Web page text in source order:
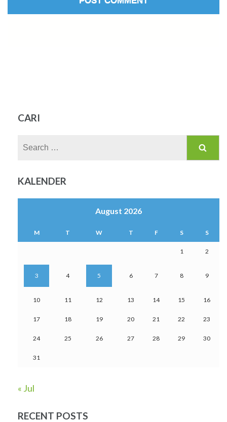
CARI
KALENDER
August 2026
M T W T F S S
1 2
3 4 5 6 7 8 9
10 11 12 13 14 15 16
17 18 19 20 21 22 23
24 25 26 27 28 29 30
31
« Jul
RECENT POSTS